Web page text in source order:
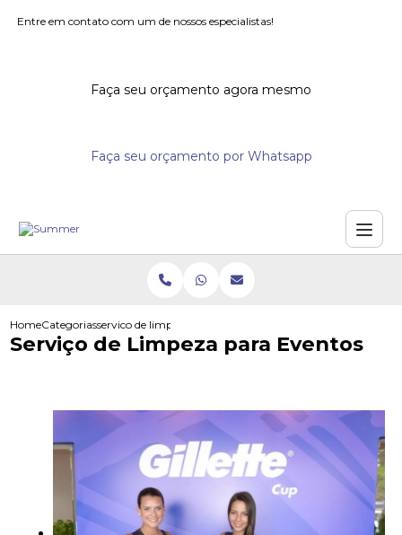
Entre em contato com um de nossos especialistas!
Faça seu orçamento agora mesmo
Faça seu orçamento por Whatsapp
HomeCategoriasservico de limpeza para eventos
Serviço de Limpeza para Eventos